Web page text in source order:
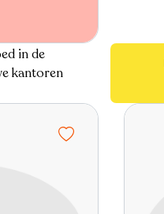
in de
kantoren